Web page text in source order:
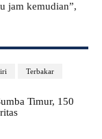
jam kemudian”,
Terbakar
Timur, 150